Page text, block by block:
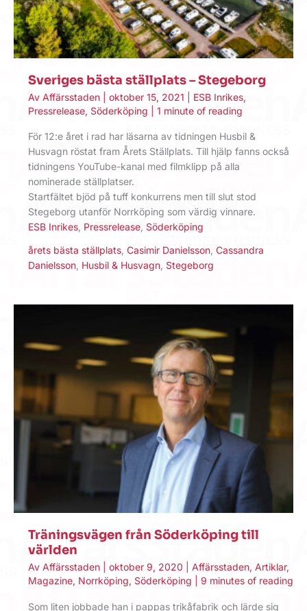
Sveriges bästa ställplats – Stegeborg
Av Affärsstaden oktober 15, 2021 ESB Inrikes,
Pressrelease, Söderköping 1 minute of reading
För 12:e året i rad har läsarna av tidningen Husbil &
Husvagn röstat fram Årets Ställplats. Till hjälp fanns också
tidningens YouTube-kanal med filmklipp på alla
nominerade ställplatser.
Startfältet bjöd på tuff konkurrens men till slut stod
Stegeborg utanför Norrköping som värdig vinnare.
ESB Inrikes Pressrelease Söderköping
årets bästa ställplats Casimir Danielsson Cassandra
Danielsson Husbil & Husvagn Stegeborg
Träningsvägen från Söderköping till
världen
Av Affärsstaden oktober 9, 2020 Affärsstaden, Artiklar,
Magazine, Norrköping, Söderköping 9 minutes of reading
Som liten jobbade han i pappas trikåfabrik och lärde sig